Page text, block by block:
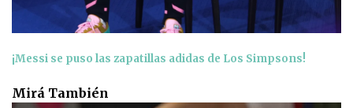
¡Messi se puso las zapatillas adidas de Los Simpsons!
Mirá También